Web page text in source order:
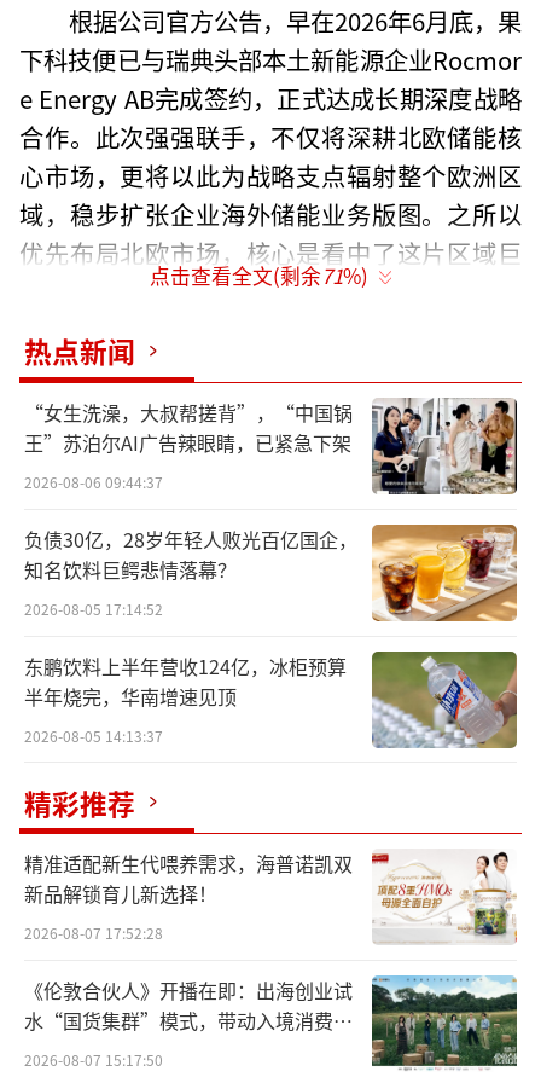
根据公司官方公告，早在2026年6月底，果
下科技便已与瑞典头部本土新能源企业Rocmor
e Energy AB完成签约，正式达成长期深度战略
合作。此次强强联手，不仅将深耕北欧储能核
心市场，更将以此为战略支点辐射整个欧洲区
域，稳步扩张企业海外储能业务版图。之所以
优先布局北欧市场，核心是看中了这片区域巨
大的储能增长潜力。目前全球新能源转型节奏
持续提速，欧洲依托完善的新能源产业体系、
清晰的碳中和落地政策，储能配套需求始终保
持稳步上行态势。
其中，北欧风电、光伏清洁能源普及率稳
居全球前列，随之催生了大量电网调频、储能
调峰、新能源配套储能刚需，市场扩容空间十
分广阔。也正因如此，北欧成为国内储能企业
出海的核心突破口，而果下科技此次精准布
局，既能抢抓行业发展红利，同时也有效补齐
了自身海外区域布局的短板。值得关注的是，
本次合作具备极强的针对性与适配性，绝非普
B为瑞典本土注册企业，长期扎根北欧新能源与
储能赛道，因此积累了成熟的本地项目资源与
丰富的实操运营经验。一方面，企业专注于储
能系统开发与建设，主打电网频率支援核心业
务，高度适配北欧本地电网运行标准；另一方
面，其在新能源项目开发、工程管控、电气设
备落地等领域深耕多年，熟悉当地政策规则与
点击查看全文(剩余71%)
热点新闻
“女生洗澡，大叔帮搓背”，“中国锅
王”苏泊尔AI广告辣眼睛，已紧急下架
2026-08-06 09:44:37
负债30亿，28岁年轻人败光百亿国企，
知名饮料巨鳄悲情落幕？
2026-08-05 17:14:52
东鹏饮料上半年营收124亿，冰柜预算
半年烧完，华南增速见顶
2026-08-05 14:13:37
精彩推荐
精准适配新生代喂养需求，海普诺凯双
新品解锁育儿新选择！
2026-08-07 17:52:28
《伦敦合伙人》开播在即：出海创业试
水“国货集群”模式，带动入境消费反
向种草
2026-08-07 15:17:50